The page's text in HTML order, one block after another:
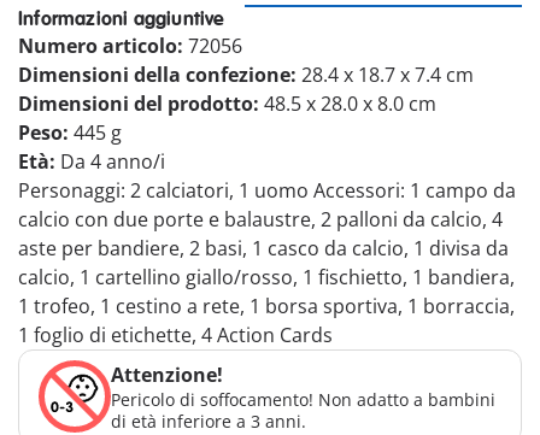
Informazioni aggiuntive
Numero articolo: 72056
Dimensioni della confezione: 28.4 x 18.7 x 7.4 cm
Dimensioni del prodotto: 48.5 x 28.0 x 8.0 cm
Peso: 445 g
Età: Da 4 anno/i
Personaggi: 2 calciatori, 1 uomo Accessori: 1 campo da
calcio con due porte e balaustre, 2 palloni da calcio, 4
aste per bandiere, 2 basi, 1 casco da calcio, 1 divisa da
calcio, 1 cartellino giallo/rosso, 1 fischietto, 1 bandiera,
1 trofeo, 1 cestino a rete, 1 borsa sportiva, 1 borraccia,
1 foglio di etichette, 4 Action Cards
Attenzione!
Pericolo di soffocamento! Non adatto a bambini
di età inferiore a 3 anni.